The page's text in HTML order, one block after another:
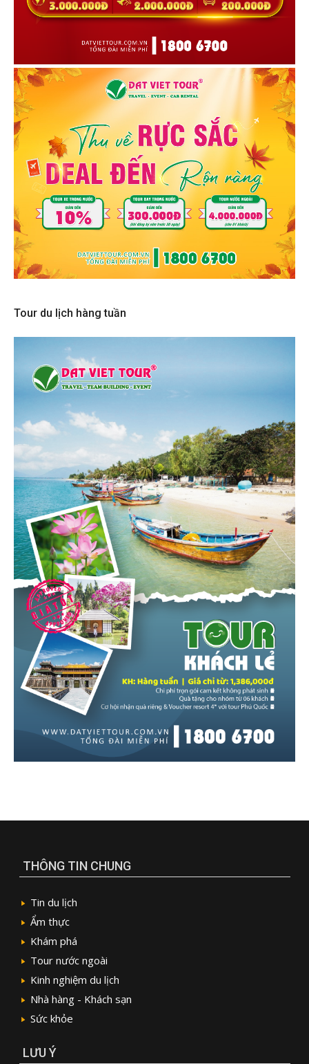
Tour du lịch hàng tuần
THÔNG TIN CHUNG
Tin du lịch
Ẩm thực
Khám phá
Tour nước ngoài
Kinh nghiệm du lịch
Nhà hàng - Khách sạn
Sức khỏe
LƯU Ý